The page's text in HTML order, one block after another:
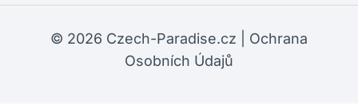
© 2026 Czech-Paradise.cz | Ochrana
Osobních Údajů